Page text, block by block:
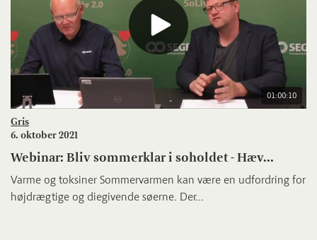
01:00:10
Gris
6. oktober 2021
Webinar: Bliv sommerklar i soholdet - Hæv...
Varme og toksiner Sommervarmen kan være en udfordring for
højdrægtige og diegivende søerne. Der...